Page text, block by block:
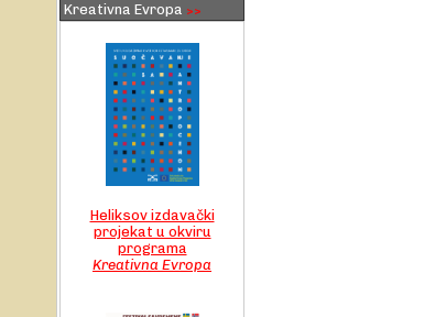
Kreativna Evropa >>
Heliksov izdavački
projekat u okviru
programa
Kreativna Evropa